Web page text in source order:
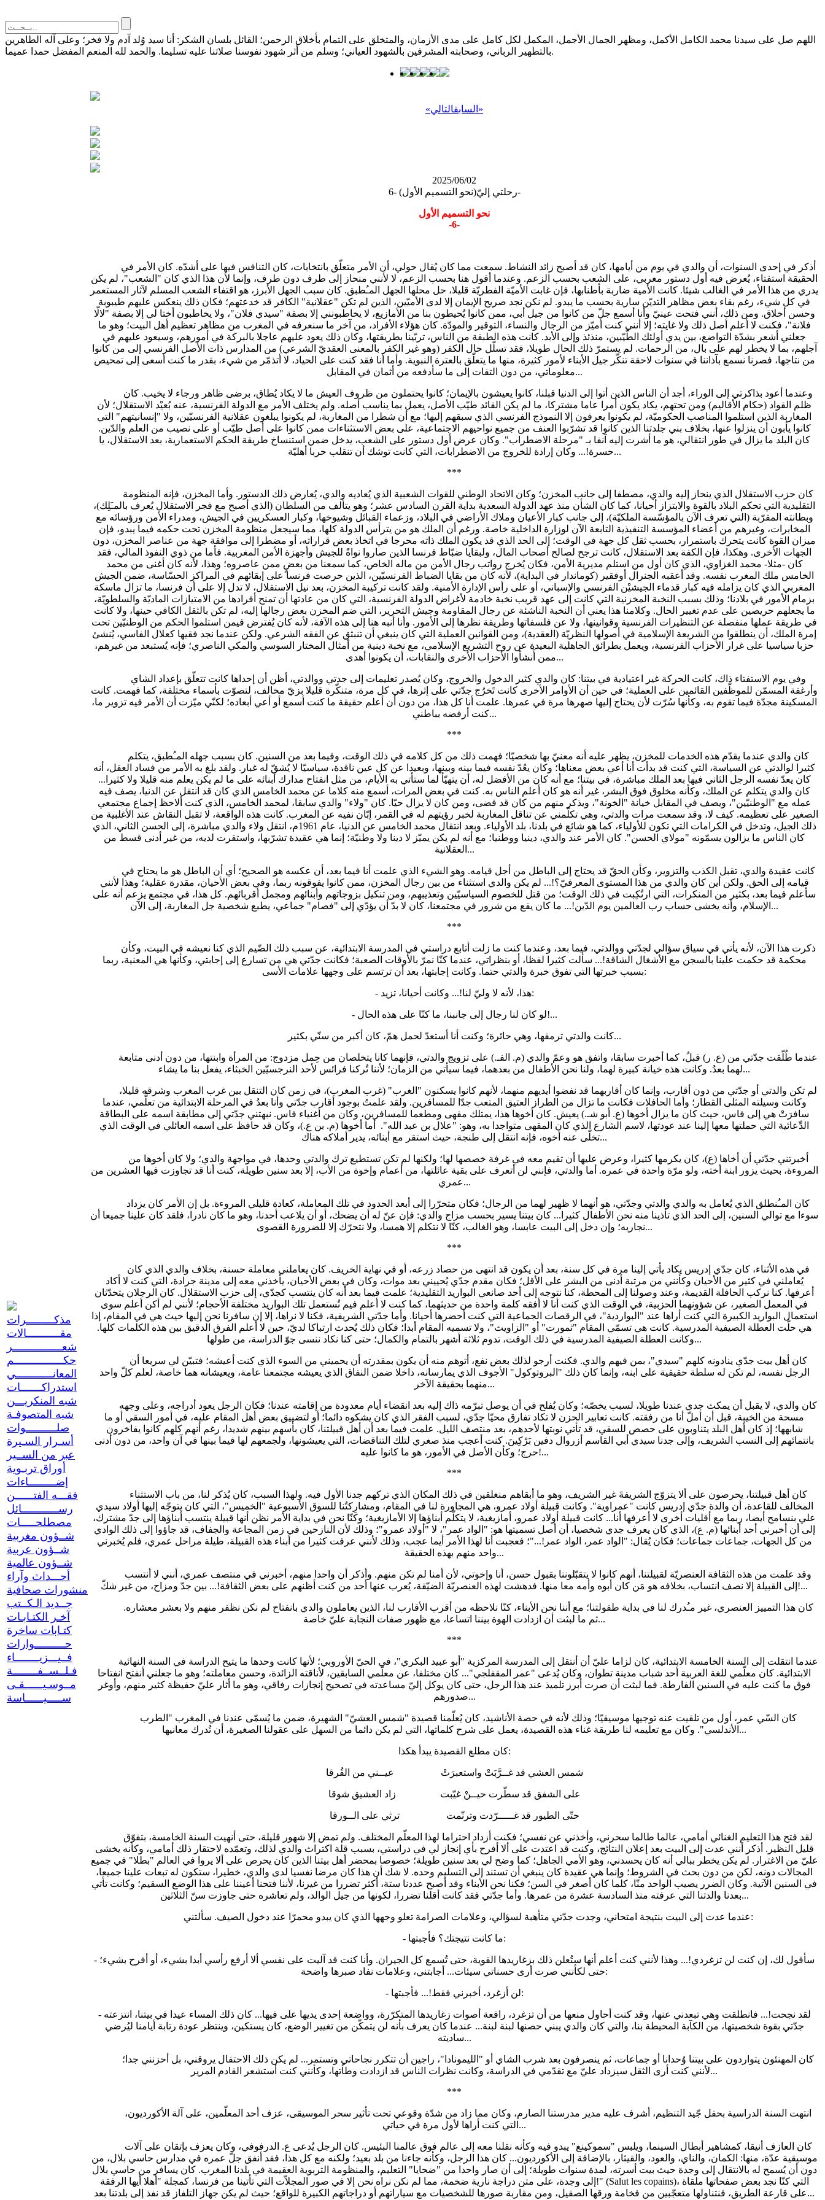
اللهم صل على سيدنا محمد الكامل الأكمل، ومظهر الجمال الأجمل، المكمل لكل كامل على مدى الأزمان، والمتخلق على التمام بأخلاق الرحمن؛ القائل بلسان الشكر: أنا سيد وُلد آدم ولا فخر؛ وعلى آله الطاهرين
بالتطهير الرباني، وصحابته المشرفين بالشهود العياني؛ وسلم من أثر شهود نفوسنا صلاتنا عليه تسليما. والحمد لله المنعم المفضل حمدا عميما.
مذكـــــــــرات
مقـــــــــــالات
شعــــــــــــــــر
حكــــــــــــــــم
المعانــــــــــــي
استدراكـــــــات
شبه المنكريـــن
شبه المتصوفـة
صلــــــــــوات
أسـرار السـيرة
عبر من الســير
أوراق تربـوية
إضـــــــــاءات
فقـــه الفتــــــن
رســــــــــــائل
مصطلحـــــات
شــؤون مغربية
شــؤون عربية
شــؤون عالمية
أحـــداث وآراء
منشورات صحافية
جــديد الـكــتب
آخـر الكتـابـات
كتـابات ساخرة
حــــــــــوارات
فــيـــزيــــــــاء
فـلــســفــــــــة
مــوسـيــــــقـى
ســـــيــــــاسة
« السابقالتالي »
2025/06/02
رحلتي إليّ(نحو التسميم الأول) -6-
نحو التسميم الأول
-6-
أذكر في إحدى السنوات، أن والدي في يوم من أيامها، كان قد أصبح زائد النشاط. سمعت مما كان يُقال حولي، أن الأمر متعلّق بانتخابات، كان التنافس فيها على أشدّه. كان الأمر في
الحقيقة استفتاء، يُعرض فيه أول دستور مغربي، على الشعب بحسب الزعم. وعندما أقول هنا بحسب الزعم، لا لأنني منحاز إلى طرف دون طرف، وإنما لأن هذا الذي كان "الشعب"، لم يكن
يدري من هذا الأمر في الغالب شيئا. كانت الأمية ضاربة بأطنابها، فإن غابت الأميّة الفطريّة قليلا، حل محلها الجهل المـُطبق. كان سبب الجهل الأبرز، هو اقتفاء الشعب المسلم لآثار المستعمر
في كل شيء، رغم بقاء بعض مظاهر التديّن سارية بحسب ما يبدو. لم نكن نجد صريح الإيمان إلا لدى الأميّين، الذين لم تكن "عقلانية" الكافر قد خدعتهم؛ فكان ذلك ينعكس عليهم طيبوبة
وحسن أخلاق. ومن ذلك، أنني فتحت عينيّ وأنا أسمع جلّ من كانوا من جيل أبي، ممن كانوا يُحيطون بنا من الأمازيغ، لا يخاطبونني إلا بصفة "سيدي فلان"، ولا يخاطبون أختا لي إلا بصفة "لالّا
فلانة"، فكنت لا أعلم أصل ذلك ولا غايته؛ إلا أنني كنت أميّز من الرجال والنساء، التوقير والمودّة. كان هؤلاء الأفراد، من آخر ما سنعرفه في المغرب من مظاهر تعظيم أهل البيت؛ وهو ما
جعلني أشعر بشدّة التواضع، بين يدي أولئك الطّيّبين، منذئذ وإلى الأبد. كانت هذه الطبقة من الناس، تربّينا بطريقتها، وكان ذلك يعود عليهم عاجلا بالبركة في أمورهم، وسيعود عليهم في
آجلهم، بما لا يخطر لهم على بال، من الرحمات. لم يستمرّ ذلك الحال طويلا، فقد تسلّل حال الكفر (وهو غير الكفر بالمعنى العقديّ الشرعي) من المدارس ذات الأصل الفرنسي إلى من كانوا
من نتاجها، فصرنا نسمع بآذاننا في سنوات لاحقة تنكّر جيل الأبناء لأمور كثيرة، منها ما يتعلّق بالعترة النبوية. وأما أنا فقد كنت على الحياد، لا أتذمّر من شيء، بقدر ما كنت أسعى إلى تمحيص
معلوماتي، من دون التفات إلى ما سأدفعه من أثمان في المقابل...
وعندما أعود بذاكرتي إلى الوراء، أجد أن الناس الذين أتوا إلى الدنيا قبلنا، كانوا يعيشون بالإيمان؛ كانوا يحتملون من ظروف العيش ما لا يكاد يُطاق، برضى ظاهر ورجاء لا يخيب. كان
ظلم القواد (حكام الأقاليم) ومن تحتهم، يكاد يكون أمرا عاما مشتركا، ما لم يكن القائد طيّب الأصل، يعمل بما يناسب أصله. ولم يختلف الأمر مع الدولة الفرنسية، عنه بُعيْد الاستقلال؛ لأن
المغاربة الذين استلموا المناصب الحكوميّة، لم يكونوا يعرفون إلا النموذج الفرنسي الذي سبقهم إليها؛ مع أن شطرا من المغاربة، لم يكونوا يبلغون عقلانية الفرنسيّين، ولا "إنسانيتهم" التي
كانوا يأبون أن ينزلوا عنها، بخلاف بني جلدتنا الذين كانوا قد تشرّبوا العنف من جميع نواحيهم الاجتماعية، على بعض الاستثناءات ممن كانوا على أصل طيّب أو على نصيب من العلم والدّين.
كان البلد ما يزال في طور انتقالي، هو ما أشرت إليه آنفا بـ "مرحلة الاضطراب". وكان عرض أول دستور على الشعب، يدخل ضمن استنساخ طريقة الحكم الاستعمارية، بعد الاستقلال، يا
حسرة!... وكان إرادة للخروج من الاضطرابات، التي كانت توشك أن تنقلب حربا أهليّة...
***
كان حزب الاستقلال الذي ينحاز إليه والدي، مصطفا إلى جانب المخزن؛ وكان الاتحاد الوطني للقوات الشعبية الذي يُعاديه والدي، يُعارض ذلك الدستور. وأما المخزن، فإنه المنظومة
التقليدية التي تحكم البلاد بالقوة والابتزاز أحيانا، كما كان الشأن منذ عهد الدولة السعدية بداية القرن السادس عشر؛ وهو يتألف من السلطان (الذي أصبح مع فجر الاستقلال يُعرف بالمـَلِك)،
وبطانته المقرّبة (التي تعرف الآن بالمؤسّسة الملكيّة)، إلى جانب كبار الأعيان وملاك الأراضي في البلاد، وزعماء القبائل وشيوخها، وكبار العسكريين في الجيش، ومدراء الأمن ورؤسائه مع
المخابرات، وغيرهم من أعضاء المؤسسة التنفيذية التابعة الآن لوزارة الداخلية خاصة. ورغم أن الملك هو من يترأس الدولة كلها، مما سيجعل منظومة المخزن تحت حكمه فيما يبدو، فإن
ميزان القوة كانت يتحرك باستمرار، بحسب ثقل كل جهة في الوقت؛ إلى الحد الذي قد يكون الملك ذاته محرجا في اتخاذ بعض قراراته، أو مضطرا إلى موافقة جهة من عناصر المخزن، دون
الجهات الأخرى. وهكذا، فإن الكفة بعد الاستقلال، كانت ترجح لصالح أصحاب المال، ولبقايا ضبّاط فرنسا الذين صاروا نواةً للجيش وأجهزة الأمن المغربية. فأما من ذوي النفوذ المالي، فقد
كان -مثلا- محمد الغزاوي، الذي كان أول من استلم مديرية الأمن، فكان يُخرج رواتب رجال الأمن من ماله الخاص، كما سمعنا من بعضٍ ممن عاصروه؛ وهذا، لأنه كان أغنى من محمد
الخامس ملك المغرب نفسه. وقد أعقبه الجنرال أوفقير (كوماندار في البداية)، لأنه كان من بقايا الضباط الفرنسيّين، الذين حرصت فرنسا على إبقائهم في المراكز الحسّاسة، ضمن الجيش
المغربي الذي كان يزامله فيه كبار قدماء الجيشيْن الفرنسي والإسباني، أو على رأس الإدارة الأمنية. ولقد كانت تركيبة المخزن، بعد نيل الاستقلال، لا تدل إلا على أن فرنسا، ما تزال ماسكة
بزمام الأمور في بلادنا؛ وذلك بسبب النخبة المخزنية التي كانت إلى عهد قريب نخبة خادمة لأغراض الدولة الفرنسية، التي كان من عادتها أن تمنح أفرادها من الامتيازات الماديّة والسلطويّة،
ما يجعلهم حريصين على عدم تغيير الحال. وكلامنا هذا يعني أن النخبة الناشئة عن رجال المقاومة وجيش التحرير، التي ضم المخزن بعض رجالها إليه، لم تكن بالثقل الكافي حينها، ولا كانت
في طريقة عملها منفصلة عن التنظيرات الفرنسية وقوانينها، ولا عن فلسفاتها وطريقة نظرها إلى الأمور. وأنا أنبه هنا إلى هذه الآفة، لأنه كان يُفترض فيمن استلموا الحكم من الوطنيّين تحت
إمرة الملك، أن ينطلقوا من الشريعة الإسلامية في أصولها النظريّة (العقدية)، ومن القوانين العملية التي كان ينبغي أن تنبثق عن الفقه الشرعي. ولكن عندما نجد فقيها كعلال الفاسي، يُنشئ
حزبا سياسيا على غرار الأحزاب الفرنسية، ويعمل بطرائق الجاهلية البعيدة عن روح التشريع الإسلامي، مع نخبة دينية من أمثال المختار السوسي والمكي الناصري؛ فإنه يُستبعد من غيرهم،
ممن أَنشأوا الأحزاب الأخرى والنقابات، أن يكونوا أهدى...
وفي يوم الاستفتاء ذاك، كانت الحركة غير اعتيادية في بيتنا: كان والدي كثير الدخول والخروج، وكان يُصدر تعليمات إلى جدتي ووالدتي، أظن أن إحداها كانت تتعلّق بإعداد الشاي
وأرغفة المسمّن للموظّفين القائمين على العملية؛ في حين أن الأوامر الأخرى كانت تَخرُج جدّتي على إثرها، في كل مرة، متنكّرة قليلا بزيّ مخالف، لتصوّت بأسماء مختلفة، كما فهمت. كانت
المسكينة مجدّة فيما تقوم به، وكأنها سُرّت لأن يحتاج إليها صهرها مرة في عمرها. علمت أنا كل هذا، من دون أن أعلم حقيقة ما كنت أسمع أو أعي أبعاده؛ لكنّي ميّزت أن الأمر فيه تزوير ما،
كنت أرفضه بباطني...
***
كان والدي عندما يقدّم هذه الخدمات للمخزن، يظهر عليه أنه معنيّ بها شخصيّا؛ فهمت ذلك من كل كلامه في ذلك الوقت، وفيما بعد من السنين. كان بسبب جهله المـُطبق، يتكلم
كثيرا لوالدتي عن السياسة، التي كنت قد بدأت أنا أعي بعض معناها؛ وكان يعُدّ نفسه فيما بينه وبينها، وبعيدا عن كل عين ناقدة، سياسيّا لا يُشقّ له غبار. ولقد بلغ به الأمر من فساد العقل، أنه
كان يعدّ نفسه الرجل الثاني فيها بعد الملك مباشرة، في بيتنا؛ مع أنه كان من الأفضل له، أن يتهيّأ لما ستأتي به الأيام، من مثل انفتاح مدارك أبنائه على ما لم يكن يعلم منه قليلا ولا كثيرا...
كان والدي يتكلم عن الملك، وكأنه مخلوق فوق البشر، غير أنه هو كان أعلم الناس به. كنت في بعض المرات، أسمع منه كلاما عن محمد الخامس الذي كان قد انتقل عن الدنيا، يصف فيه
عمله مع "الوطنيّين"، ويصف في المقابل خيانة "الخونة"، ويذكر منهم من كان قد قضى، ومن كان لا يزال حيّا. كان "ولاء" والدي سابقا، لمحمد الخامس، الذي كنت ألاحظ إجماع مجتمعي
الصغير على تعظيمه. كيف لا، وقد سمعت مرات والدتي، وهي تكلّمني عن تناقل المغاربة لخبر رؤيتهم له في القمر، إبّان نفيه عن المغرب. كانت هذه الواقعة، لا تقبل النقاش عند الأغلبية من
ذلك الجيل، وتدخل في الكرامات التي تكون للأولياء، كما هو شائع في بلدنا، بلد الأولياء. وبعد انتقال محمد الخامس عن الدنيا، عام 1961م، انتقل ولاء والدي مباشرة، إلى الحسن الثاني، الذي
كان الناس ما يزالون يسمّونه "مولاي الحسن". كان الأمر عند والدي، دينيا ووطنيا؛ مع أنه لم يكن يميّز لا دينا ولا وطنيّة؛ إنما هي عقيدة تشرّبها، واستقرت لديه، من غير أدنى قسط من
العقلانية...
كانت عقيدة والدي، تقبل الكذب والتزوير، وكأن الحقّ قد يحتاج إلى الباطل من أجل قيامه. وهو الشيء الذي علمت أنا فيما بعد، أن عكسه هو الصحيح؛ أي أن الباطل هو ما يحتاج في
قيامه إلى الحق. ولكن أين كان والدي من هذا المستوى المعرفيّ؟!... لم يكن والدي استثناء من بين رجال المخزن، ممن كانوا يفوقونه ربما، وفي بعض الأحيان، مقدرة عقلية؛ وهذا لأنني
سأعلم فيما بعد، بكثير من المنكرات، التي ارتُكِبت في ذلك الوقت؛ من قتل للخصوم السياسيّين وتعذيبهم، ومن تنكيل بزوجاتهم وأبنائهم ومجمل أقربائهم. كل هذا، في مجتمع يزعم أنه على
الإسلام، وأنه يخشى حساب رب العالمين يوم الدّين!... ما كان يقع من شرور في مجتمعنا، كان لا بدّ أن يؤدّي إلى "فصام" جماعي، يطبع شخصية جل المغاربة، إلى الآن...
***
ذكرت هذا الآن، لأنه يأتي في سياق سؤالي لجدّتي ووالدتي، فيما بعد، وعندما كنت ما زلت أتابع دراستي في المدرسة الابتدائية، عن سبب ذلك الضّيم الذي كنا نعيشه في البيت، وكأن
محكمة قد حكمت علينا بالسجن مع الأشغال الشاقة!... سألت كثيرا لفظا، أو بنظراتي، عندما كنّا نمرّ بالأوقات الصعبة؛ فكانت جدّتي هي من تسارع إلى إجابتي، وكأنها هي المعنية، ربما
بسبب خبرتها التي تفوق خبرة والدتي حتما. وكانت إجابتها، بعد أن ترتسم على وجهها علامات الأسى:
- هذا، لأنه لا وليّ لنا!... وكانت أحيانا، تزيد:
- لو كان لنا رجال إلى جانبنا، ما كنّا على هذه الحال!...
كانت والدتي ترمقها، وهي حائرة؛ وكنت أنا أستعدّ لحمل همّ، كان أكبر من سنّي بكثير...
عندما طُلّقت جدّتي من (ع. ر) قبلُ، كما أخبرت سابقا، واتفق هو وعمّ والدي (م. الفـ.) على تزويج والدتي، فإنهما كانا يتخلصان من حِمل مزدوج: من المرأة وابنتها، من دون أدنى متابعة
لهما بعدُ. وكانت هذه خيانة كبيرة لهما، ولنا نحن الأطفال من بعدهما، فيما سيأتي من الزمان؛ لأننا تُركنا فرائس لأحد النرجسيّين الخبثاء، يفعل بنا ما يشاء...
لم تكن والدتي أو جدّتي من دون أقارب، وإنما كان أقاربهما قد نفضوا أيديهم منهما، لأنهم كانوا يسكنون "الغرب" (غرب المغرب)، في زمن كان التنقل بين غرب المغرب وشرقه قليلا،
وكانت وسيلته المثلى القطار؛ وأما الحافلات فكانت ما تزال من الطراز العتيق المتعب جدّا للمسافرين. ولقد علمتُ بوجود أقارب جدّتي وأنا بعدُ في المرحلة الابتدائية من تعلُّمي، عندما
سافرَتْ هي إلى فاس، حيث كان ما يزال أخوها (ع. أبو شـ.) يعيش. كان أخوها هذا، يمتلك مقهى ومطعما للمسافرين، وكان من أغنياء فاس. نبهتني جدّتي إلى مطابقة اسمه على البطاقة
الدِّعائية التي حملتها معها إلينا عند عودتها، لاسم الشارع الذي كان المقهى متواجدا به، وهو: "علال بن عبد الله". أما أخوها (م. بن ع.)، وكان قد حافظ على اسمه العائلي في الوقت الذي
تخلّى عنه أخوه، فإنه انتقل إلى طنجة، حيث استقر مع أبنائه، يدير أملاكه هناك...
أخبرتني جدّتي أن أخاها (ع)، كان يكرمها كثيرا، وعرض عليها أن تقيم معه في غرفة خصصها لها؛ ولكنها لم تكن تستطيع ترك والدتي وحدها، في مواجهة والدي؛ ولا كان أخوها من
المروءة، بحيث يزور ابنة أخته، ولو مرّة واحدة في عمره. أما والدتي، فإنني لن أتعرف على بقية عائلتها، من أعمام وإخوة من الأب، إلا بعد سنين طويلة، كنت أنا قد تجاوزت فيها العشرين من
عمري...
كان المـُنطلق الذي يُعامل به والدي والدتي وجدّتي، هو أنهما لا ظهير لهما من الرجال؛ فكان متحرّرا إلى أبعد الحدود في تلك المعاملة، كعادة قليلي المروءة. بل إن الأمر كان يزداد
سوءا مع توالي السنين، إلى الحد الذي تأذينا منه نحن الأطفال كثيرا... كان بيتنا يسير بحسب مزاج والدي: فإن عنّ له أن يضحك، أو أن يلاعب أحدنا، وهو ما كان نادرا، فلقد كان علينا جميعا أن
نجاريه؛ وإن دخل إلى البيت عابسا، وهو الغالب، كنّا لا نتكلم إلا همسا، ولا نتحرّك إلا للضرورة القصوى...
***
في هذه الأثناء، كان جدّي إدريس يكاد يأتي إلينا مرة في كل سنة، بعد أن يكون قد انتهى من حصاد زرعه، أو في نهاية الخريف. كان يعاملني معاملة حسنة، بخلاف والدي الذي كان
يُعاملني في كثير من الأحيان وكأنني من مرتبة أدنى من البشر على الأقل؛ فكان مقدم جدّي يُحييني بعد موات، وكان في بعض الأحيان، يأخذني معه إلى مدينة جرادة، التي كنت لا أكاد
أعرفها. كنا نركب الحافلة القديمة، وعند وصولنا إلى المحطة، كنا نتوجه إلى أحد صانعي البواريد التقليدية؛ علمت فيما بعد أنه كان ينتسب كجدّي، إلى حزب الاستقلال. كان الرجلان يتحدّثان
في المعمل الصغير، عن شؤونهما الحزبية، في الوقت الذي كنت أنا لا أفقه كلمة واحدة من حديثهما، كما كنت لا أعلم فيم تُستعمل تلك البواريد مختلفة الأحجام؛ لأنني لم أكن أعلم سوى
استعمال البواريد الكبيرة التي كنت أراها عند "البواردية"، في الرقصات الجماعية التي كنت أحضرها أحيانا. وأما جدّتي الشريفية، فكنا لا نراها، إلا إن سافرنا نحن إليها حيث هي في المقام، إذا
هي حلّت العطلة الصيفية المدرسية. كانت هي تسمّي المقام "ثمورت" أو "الزاويث"، ولا تسميه المقام أبدا؛ فكان ذلك يُحدث ارتباكا لديّ، حين لا أعلم الفرق الدقيق بين هذه الكلمات كلها.
وكانت العطلة الصيفية المدرسية في ذلك الوقت، تدوم ثلاثة أشهر بالتمام والكمال؛ حتى كنا نكاد ننسى جوّ الدراسة، من طولها...
كان أهل بيت جدّي ينادونه كلهم "سيدي"، بمن فيهم والدي. فكنت أرجو لذلك بعض نفع، أتوهم منه أن يكون بمقدرته أن يحميني من السوء الذي كنت أعيشه؛ فتبيّن لي سريعا أن
الرجل نفسه، لم تكن له سلطة حقيقية على ابنه، وإنما كان ذلك "البروتوكول" الأجوف الذي يمارسانه، داخلا ضمن النفاق الذي يعيشه مجتمعنا عامة، ويعيشانه هما خاصة، لعلم كلّ واحد
منهما بحقيقة الآخر...
كان والدي، لا يقبل أن يمكث جدي عندنا طويلا، لسبب يخصّه؛ وكان يُفلح في أن يوصل تبرّمه ذاك إليه بعد انقضاء أيام معدودة من إقامته عندنا؛ فكان الرجل يعود أدراجه، وعلى وجهه
مسحة من الخيبة، قبل أن أملّ أنا من رفقته. كانت تعابير الحزن لا تكاد تفارق محيّا جدّي، لسبب الفقر الذي كان يشكوه دائما؛ أو لتضييق بعض أهل المقام عليه، في أمور السقي أو ما
شابهها؛ إذ كان أهل البلد يتناوبون على حصص للسقي، قد تأتي نوبتها لأحدهم، بعد منتصف الليل. علمت فيما بعد أن أهل قبيلتنا، كان بأسهم بينهم شديدا، رغم أنهم كلهم كانوا يفاخرون
بانتمائهم إلى النسب الشريف، وإلى جدنا سيدي أبي القاسم أزروال دفين بَرْكِينَ. كنت أعجب منذ صغري لتلك التناقضات، التي يعيشونها، ولجمعهم لها فيما بينها في آن واحد، من دون أدنى
حرج؛ وكأن الأصل في الأمور، هو ما كانوا عليه!...
***
كان أهل قبيلتنا، يحرصون على ألا يتزوّج الشريفةَ غير الشريف، وهو ما أبقاهم منغلقين في ذلك المكان الذي تركهم جدنا الأول فيه. ولهذا السبب، كان يُذكر لنا، من باب الاستثناء
المخالف للقاعدة، أن والدة جدّي إدريس كانت "عمراوية". وكانت قبيلة أولاد عمرو، هي المجاورة لنا في المقام، ومشارِكتُنا للسوق الأسبوعية "الخميس"، التي كان يتوجّه إليها أولاد سيدي
علي بنسامح أيضا، ربما مع أقليات أخرى لا أعرفها أنا... كانت قبيلة أولاد عمرو، أمازيغية، لا يتكلّم أبناؤها إلا الأمازيغية؛ وكنّا نحن في بداية الأمر نظن أنها قبيلة ينتسب أبناؤها إلى جدّ مشترك،
إلى أن أخبرني أحد أبنائها (م. ع)، الذي كان يعرف جدي شخصيا، أن أصل تسميتها هو: "الواد عمر"، لا "أولاد عمرو"؛ وذلك لأن النازحين في زمن المجاعة والجفاف، قد جاؤوا إلى ذلك الوادي
من كل الجهات، جماعات جماعات؛ فكان يُقال: "الواد عمر، الواد عمر!..."؛ فعجبت أنا لهذا الأمر أيما عجب، وذلك لأنني عرفت كثيرا من أبناء هذه القبيلة، طيلة مراحل عمري، فلم يُخبرني
واحد منهم بهذه الحقيقة...
وقد علمت من هذه الثقافة العنصريّة لقبيلتنا، أنهم كانوا لا يتقبّلوننا بقبول حسن، أنا وإخوتي، لأن أمنا لم تكن منهم. وأذكر أن واحدا منهم، أخبرني في منتصف عمري، أنني لا أنتسب
إلى القبيلة إلا نصف انتساب، بخلافه هو مَن كان أبوه وأمه معا منها. فدهشت لهذه العنصريّة الضيّقة، يُعرب عنها أحد من كنت أظنهم على بعض الثقافة!... بين جدّ ومزاح، من غير شكّ!...
كان هذا التمييز العنصري، غير مـُدرك لنا في بداية طفولتنا؛ مع أننا نحن الأبناء، كنّا نلاحظه من أقرب الأقارب لنا، الذين يعاملون والدي بانفتاح لم نكن نظفر منهم ولا بعشر معشاره.
ثم ما لبثت أن ازدادت الهوة بيننا اتساعا، مع ظهور صفات النجابة عليّ خاصة...
***
عندما انتقلت إلى السنة الخامسة الابتدائية، كان لزاما عليّ أن أنتقل إلى المدرسة المركزية "أبو عبيد البكري"، في الحيّ الأوروبي؛ لأنها كانت وحدها ما يتيح الدراسة في السنة النهائية
الابتدائية. كان معلّمي للغة العربية أحد شباب مدينة تطوان، وكان يُدعى "عمر المقفلجي"... كان مختلفا، عن معلّمي السابقين، لأناقته الزائدة، وحسن معاملته؛ وهو ما جعلني أنفتح انفتاحا
فوق ما كنت عليه في السنين الفارطة. فما لبثت أن صرت أبرز تلميذ عند هذا الرجل، حتى كان يوكل إليّ مساعدته في تصحيح إنجازات رفاقي، وهو ما أثار عليّ حفيظة كثير منهم، وأوغر
صدورهم...
كان السّي عمر، أول من تلقيت عنه توجيها موسيقيّا؛ وذلك لأنه في حصة الأناشيد، كان يُعلّمنا قصيدة "شمس العشيّ" الشهيرة، ضمن ما يُسمّى عندنا في المغرب "الطرب
الأندلسي". وكان مع تعليمه لنا طريقة غناء هذه القصيدة، يعمل على شرح كلماتها، التي لم يكن دائما من السهل على عقولنا الصغيرة، أن تُدرك معانيها...
كان مطلع القصيدة يبدأ هكذا:
شمس العشي قد غــرَّبَتْ واستعبرَتْ عيــني من الفُرقا
على الشفق قد سطّرت حيــنْ غيّبت زاد العشيق شوقا
حتّى الطيور قد غـــــرّدت وترنّمت ترثي على الــورقا
لقد فتح هذا التعليم الغنائي أمامي، عالما طالما سحرني، وأخذني عن نفسي؛ فكنت أزداد احتراما لهذا المعلّم المختلف. ولم تمض إلا شهور قليلة، حتى أنهيت السنة الخامسة، بتفوّق
قليل النظير. أذكر أنني عدت إلى البيت بعد إعلان النتائج، وكنت قد اعتدت على ألا أفرح بأي إنجاز لي في دراستي، بسبب قلة اكتراث والدي لذلك، وتعمّده لاحتقار ذلك أمامي، وكأنه يخشى
عليّ من الاغترار. لم يكن يخطر ببالي أنه كان يحسدني، وهو الأمي الجاهل؛ كما وضح لي بعد سنين طويلة؛ خصوصا بمحضر أهل بيتنا الذين كان يحرص على ألا يروا في العالم "بطلا" في جميع
المجالات دونه، لكن من دون بحث في الشروط؛ وإنما هي عقيدة كان ينبغي أن تستند إلى التسليم وحده. لا شك أن هذا كان مرضا نفسيا لدى والدي، خطيرا، ستكون له تبعات علينا جميعا،
في السنين الآتية. وكان الضرر يصيب الواحد منّا، كلما كان أصغر في السن؛ فكنا نحن الأبناء وقد أصبح عددنا ستة، أكثر تضررا من غيرنا، لأننا فتحنا أعيننا على هذا الوضع السقيم؛ وكانت تأتي
بعدنا والدتنا التي عرفته منذ السادسة عشرة من عمرها. وأما جدّتي فقد كانت أقلنا تضررا، لكونها من جيل الوالد، ولم تعاشره حتى جاوزت سنّ الثلاثين...
عندما عدت إلى البيت بنتيجة امتحاني، وجدت جدّتي متأهبة لسؤالي، وعلامات الصرامة تعلو وجهها الذي كان يبدو محمرّا عند دخول الصيف. سألتني:
- ما كانت نتيجتك؟ فأجبتها:
- سأقول لك، إن كنت لن تزغردي!... وهذا لأنني كنت أعلم أنها ستُعلن ذلك بزغاريدها القوية، حتى تُسمع كل الجيران. وأنا كنت قد آليت على نفسي ألا أرفع رأسي أبدا بشيء، أو أفرح بشيء؛
حتى لكأنني صرت أرى حسناتي سيئات... أجابتني، وعلامات نفاد صبرها واضحة:
- لن أزغرد، أخبرني فقط!... فأجبتها:
- لقد نجحت!... فانطلقت وهي تبعدني عنها، وقد كنت أحاول منعها من أن تزغرد، رافعة أصوات زغاريدها المتكرّرة، وواضعة إحدى يديها على فيها... كان ذلك المساء عيدا في بيتنا، انتزعته
جدّتي بقوة شخصيتها، من الكآبة المحيطة بنا، والتي كان والدي يبني حصنها لبنة لبنة... عندما كان يعرف بأنه لن يتمكّن من تغيير الوضع، كان يستكين، وينتظر عودة رتابة أيامنا ليُرضي
ساديته...
كان المهنئون يتواردون على بيتنا وُحدانا أو جماعات، ثم ينصرفون بعد شرب الشاي أو "الليمونادا"، راجين أن تتكرر نجاحاتي وتستمر... لم يكن ذلك الاحتفال يروقني، بل أحزنني جدا؛
لأنني كنت أرى الثقل سيزداد عليّ مع تقدّمي في الدراسة، وكانت نظرات الناس قد ازدادت وطأتها، وكأنني كنت أستشعر القادم المرير...
***
انتهت السنة الدراسية بحفل جّيد التنظيم، أشرف عليه مدير مدرستنا الصارم، وكان مما زاد من شدّة وقوعي تحت تأثير سحر الموسيقى، عزف أحد المعلّمين، على آلة الأكورديون،
التي كنت أراها لأول مرة في حياتي...
كان العازف أنيقا، كمشاهير أبطال السينما، ويلبس "سموكينغ" يبدو فيه وكأنه نقلنا معه إلى عالم فوق عالمنا البئيس. كان الرجل يُدعى ع. الدرفوفي، وكان يعزف بإتقان على آلات
موسيقية عدّة، منها: الكمان، والناي، والعود، والقيثار، بالإضافة إلى الأكورديون... كان هذا الرجل، وكأنه جاءنا من بلد بعيد؛ ولكنه مع كل هذا، فقد أنفق جلّ عمره في مدارس حاسي بلال، من
دون أن يُسمح له بالانتقال إلى وجدة حيث بيت أسرته، لمدة سنوات طويلة؛ إلى أن صار واحدا من "ضحايا" التعليم، والمنظومة التربوية العقيمة في بلدنا المغرب. كان يسافر من حاسي بلال
إلى وجدة، على متن دراجة نارية ضخمة، مما لم نكن نراه نحن إلا في صور المجلاّت التي تأتينا من فرنسا، كمجلة "أهلا أيها الرفقة!" (Salut les copains)، التي كنّا نجد بعض صفحاتها ملقاة
على قارعة الطريق، فنتناولها متعجّبين من فخامة ورقها الصقيل، ومن مقاربة صورها للشخصيات مع سياراتهم أو دراجاتهم الكبيرة للواقع؛ حيث لم يكن جهاز التلفاز قد نفذ إلى بلدتنا بعد...